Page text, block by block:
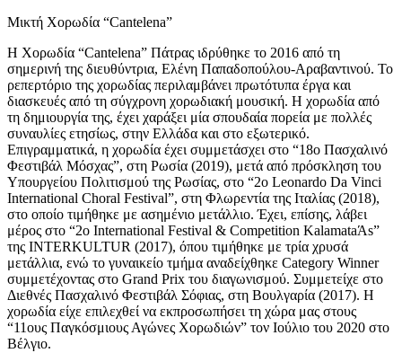
Μικτή Χορωδία “Cantelena”
Η Χορωδία “Cantelena” Πάτρας ιδρύθηκε το 2016 από τη
σημερινή της διευθύντρια, Ελένη Παπαδοπούλου-Αραβαντινού. Το
ρεπερτόριο της χορωδίας περιλαμβάνει πρωτότυπα έργα και
διασκευές από τη σύγχρονη χορωδιακή μουσική. Η χορωδία από
τη δημιουργία της, έχει χαράξει μία σπουδαία πορεία με πολλές
συναυλίες ετησίως, στην Ελλάδα και στο εξωτερικό.
Επιγραμματικά, η χορωδία έχει συμμετάσχει στο “18ο Πασχαλινό
Φεστιβάλ Μόσχας”, στη Ρωσία (2019), μετά από πρόσκληση του
Υπουργείου Πολιτισμού της Ρωσίας, στο “2o Leonardo Da Vinci
International Choral Festival”, στη Φλωρεντία της Ιταλίας (2018),
στο οποίο τιμήθηκε με ασημένιο μετάλλιο. Έχει, επίσης, λάβει
μέρος στο “2ο International Festival & Competition KalamataΆs”
της INTERKULTUR (2017), όπου τιμήθηκε με τρία χρυσά
μετάλλια, ενώ το γυναικείο τμήμα αναδείχθηκε Category Winner
συμμετέχοντας στο Grand Prix του διαγωνισμού. Συμμετείχε στο
Διεθνές Πασχαλινό Φεστιβάλ Σόφιας, στη Βουλγαρία (2017). Η
χορωδία είχε επιλεχθεί να εκπροσωπήσει τη χώρα μας στους
“11ους Παγκόσμιους Αγώνες Χορωδιών” τον Ιούλιο του 2020 στο
Βέλγιο.